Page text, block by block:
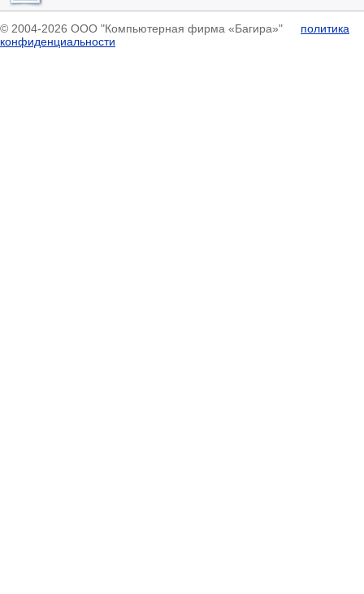
© 2004-2026 ООО "Компьютерная фирма «Багира»" политика
конфиденциальности